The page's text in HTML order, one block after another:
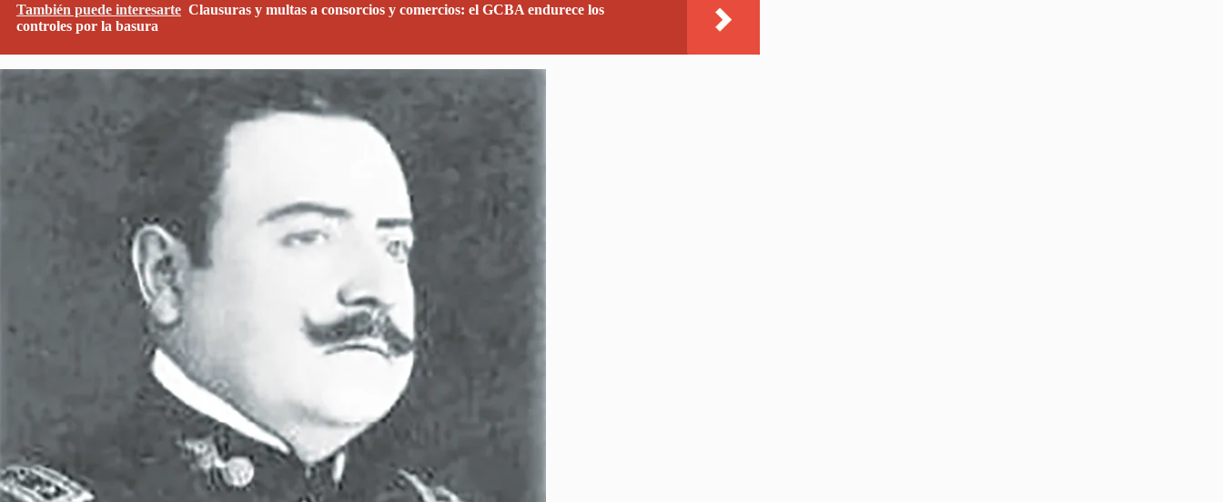
También puede interesarte Clausuras y multas a consorcios y comercios: el GCBA endurece los
controles por la basura